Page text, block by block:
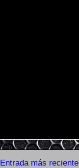
Entrada más reciente